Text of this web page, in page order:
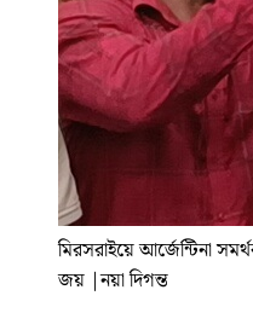
মিরসরাইয়ে আর্জেন্টিনা
জয় |নয়া দিগন্ত